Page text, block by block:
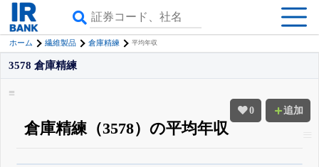
ホーム 繊維製品 倉庫精練 平均年収
0 追加
3578 倉庫精練
倉庫精練（3578）の平均年収